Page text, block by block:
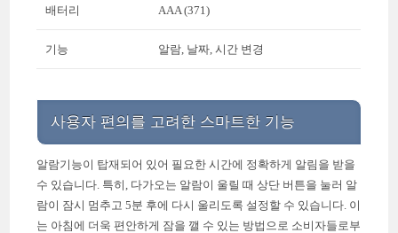
배터리 AAA (371)
기능 알람, 날짜, 시간 변경
사용자 편의를 고려한 스마트한 기능
알람기능이 탑재되어 있어 필요한 시간에 정확하게 알림을 받을
수 있습니다. 특히, 다가오는 알람이 울릴 때 상단 버튼을 눌러 알
람이 잠시 멈추고 5분 후에 다시 울리도록 설정할 수 있습니다. 이
는 아침에 더욱 편안하게 잠을 깰 수 있는 방법으로 소비자들로부